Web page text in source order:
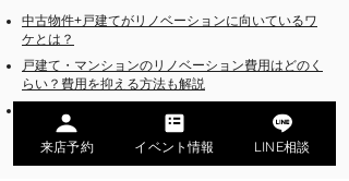
中古物件+戸建てがリノベーションに向いているワ
ケとは？
戸建て・マンションのリノベーション費用はどのく
らい？費用を抑える方法も解説
戸建てのリノベーションで利用できる補助金・減税
制度とローンを組む際のポイント
来店予約 イベント情報 LINE相談